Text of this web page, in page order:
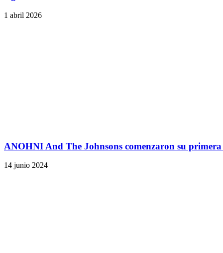
1 abril 2026
ANOHNI And The Johnsons comenzaron su
14 junio 2024